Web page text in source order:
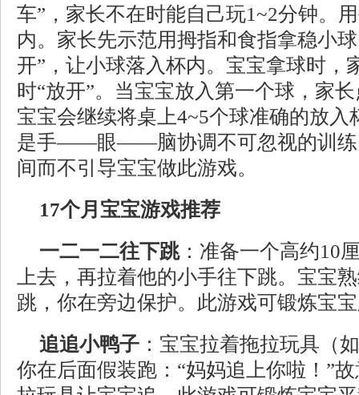
车”，家长不在时能自己玩1~2分钟。
内。家长先示范用拇指和食指拿稳小
开”，让小球落入杯内。宝宝拿球时，
时“放开”。当宝宝放入第一个球，家
宝宝会继续将桌上4~5个球准确的放入
是手——眼——脑协调不可忽视的训练
间而不引导宝宝做此游戏。
17个月宝宝游戏推荐
一二一二往下跳：准备一个高约10
上去，再拉着他的小手往下跳。宝宝
跳，你在旁边保护。此游戏可锻炼宝
追追小鸭子 ：宝宝拉着拖拉玩具（
你在后面假装跑：“妈妈追上你啦！”